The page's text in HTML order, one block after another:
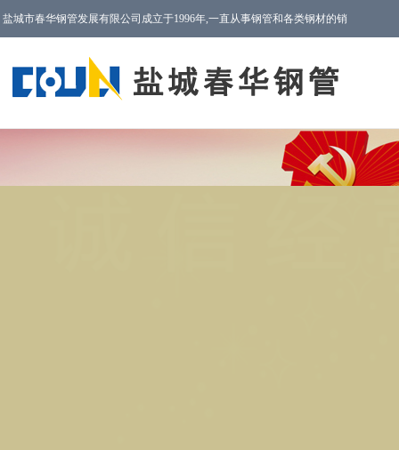
盐城市春华钢管发展有限公司成立于1996年,一直从事钢管和各类钢材的销